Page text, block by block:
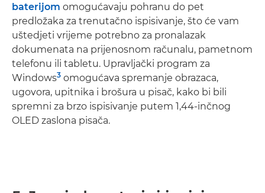
baterijom omogućavaju pohranu do pet
predložaka za trenutačno ispisivanje, što će vam
uštedjeti vrijeme potrebno za pronalazak
dokumenata na prijenosnom računalu, pametnom
telefonu ili tabletu. Upravljački program za
Windows3 omogućava spremanje obrazaca,
ugovora, upitnika i brošura u pisač, kako bi bili
spremni za brzo ispisivanje putem 1,44-inčnog
OLED zaslona pisača.